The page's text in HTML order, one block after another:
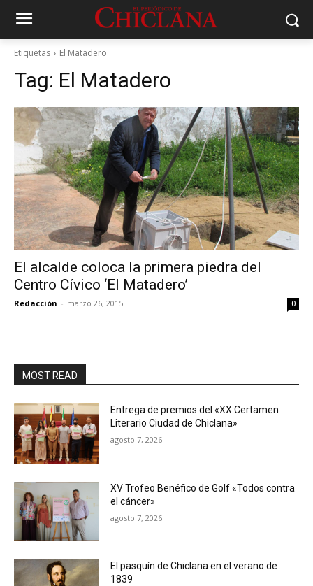
Etiquetas El Matadero
Tag: El Matadero
El alcalde coloca la primera piedra del
Centro Cívico ‘El Matadero’
Redacción - marzo 26, 2015 0
MOST READ
Entrega de premios del «XX Certamen
Literario Ciudad de Chiclana»
agosto 7, 2026
XV Trofeo Benéfico de Golf «Todos contra
el cáncer»
agosto 7, 2026
El pasquín de Chiclana en el verano de
1839